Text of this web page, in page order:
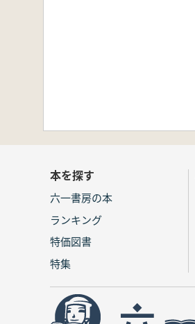
本を探す
六一書房の本
ランキング
特価図書
特集